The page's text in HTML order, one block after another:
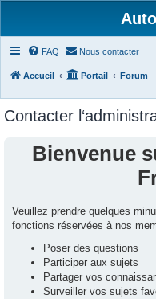
FAQ Nous contacter
Accueil Portail Forum
Contacter
Bienvenue
Veuillez prendre quelques
fonctions réservées à nos
Poser des questions
Participer aux sujets
Partager vos
Surveiller vos sujets